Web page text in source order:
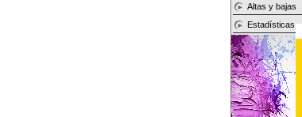
Altas y bajas
Estadísticas